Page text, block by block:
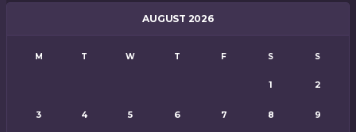
AUGUST 2026
M T W T F S S
1 2
3 4 5 6 7 8 9